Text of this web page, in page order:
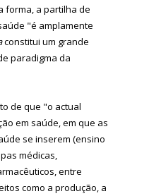
forma, a partilha de
"é amplamente
constitui um grande
paradigma da
de que "o actual
em saúde, em que as
se inserem (ensino
médicas,
entre
como a produção, a